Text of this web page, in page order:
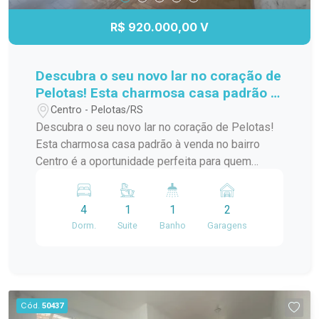
R$ 920.000,00 V
Descubra o seu novo lar no coração de
Pelotas! Esta charmosa casa padrão à
venda no bairro Centro é a
oportunidade perfeita para quem
busca conforto e praticidade. Com
uma localização privilegiada, você
comodidades,
Centro - Pelotas/RS
Descubra o seu novo lar no coração de Pelotas!
Esta charmosa casa padrão à venda no bairro
Centro é a oportunidade perfeita para quem
localização privilegiada, você estará a poucos
passos de diversas comodidades, como
supermercados, restaurantes, lojas e escolas. A
iluminados, proporcionando um ambiente
acolhedor. A sala de estar é ideal para receber
4
Dorm.
1
Suite
1
Banho
2
Garagens
Cód. 50437